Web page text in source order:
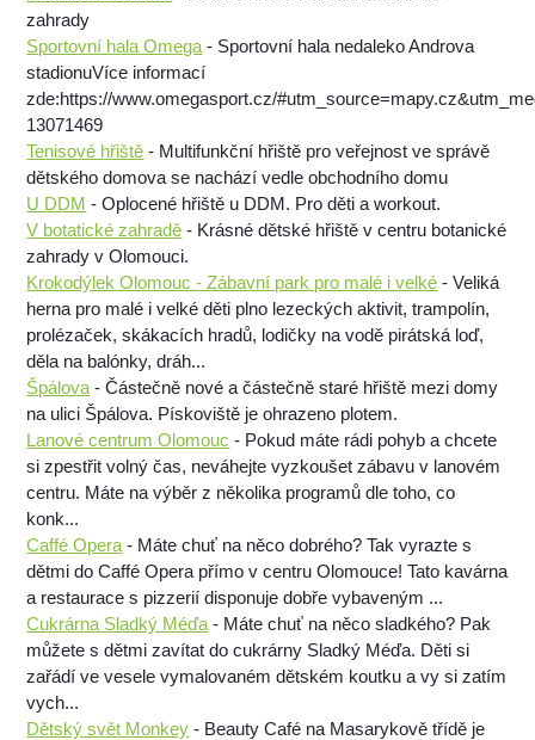
zahrady
Sportovní hala Omega - Sportovní hala nedaleko Androva
stadionuVíce informací
zde:https://www.omegasport.cz/
13071469
Tenisové hřiště - Multifunkční hřiště pro veřejnost ve správě
dětského domova se nachází vedle obchodního domu
U DDM - Oplocené hřiště u DDM. Pro děti a workout.
V botatické zahradě - Krásné dětské hřiště v centru botanické
zahrady v Olomouci.
Krokodýlek Olomouc - Zábavní park pro malé i velké - Veliká
herna pro malé i velké děti plno lezeckých aktivit, trampolín,
prolézaček, skákacích hradů, lodičky na vodě pirátská loď,
děla na balónky, dráh...
Špálova - Částečně nové a částečně staré hřiště mezi domy
na ulici Špálova. Pískoviště je ohrazeno plotem.
Lanové centrum Olomouc - Pokud máte rádi pohyb a chcete
si zpestřit volný čas, neváhejte vyzkoušet zábavu v lanovém
centru. Máte na výběr z několika programů dle toho, co
konk...
Caffé Opera - Máte chuť na něco dobrého? Tak vyrazte s
dětmi do Caffé Opera přímo v centru Olomouce! Tato kavárna
a restaurace s pizzerií disponuje dobře vybaveným ...
Cukrárna Sladký Méďa - Máte chuť na něco sladkého? Pak
můžete s dětmi zavítat do cukrárny Sladký Méďa. Děti si
zařádí ve vesele vymalovaném dětském koutku a vy si zatím
vych...
Dětský svět Monkey - Beauty Café na Masarykově třídě je